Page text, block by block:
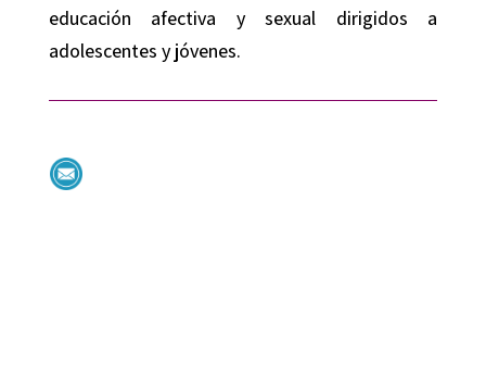
educación afectiva y sexual dirigidos a
adolescentes y jóvenes.